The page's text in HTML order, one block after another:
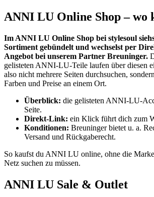
ANNI LU Online Shop – wo
Im ANNI LU Online Shop bei stylesoul
Sortiment gebündelt und wechselst per
Angebot bei unserem Partner Breuninger.
gelisteten ANNI-LU-Teile laufen über diesen
also nicht mehrere Seiten durchsuchen,
Farben und Preise an einem Ort.
Überblick: die gelisteten ANNI-LU-
Seite.
Direkt-Link: ein Klick führt dich zum
Konditionen: Breuninger bietet u. a.
Versand und Rückgaberecht.
So kaufst du ANNI LU online, ohne die
Netz suchen zu müssen.
ANNI LU Sale & Outlet